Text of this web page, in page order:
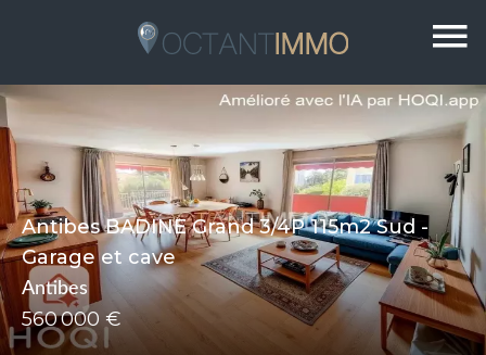
Antibes BADINE Grand 3/4P 115m2 Sud -
Garage et cave
Antibes
560 000 €